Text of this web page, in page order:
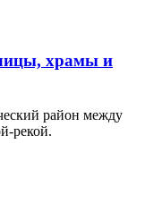
храмы и
район между
рекой.